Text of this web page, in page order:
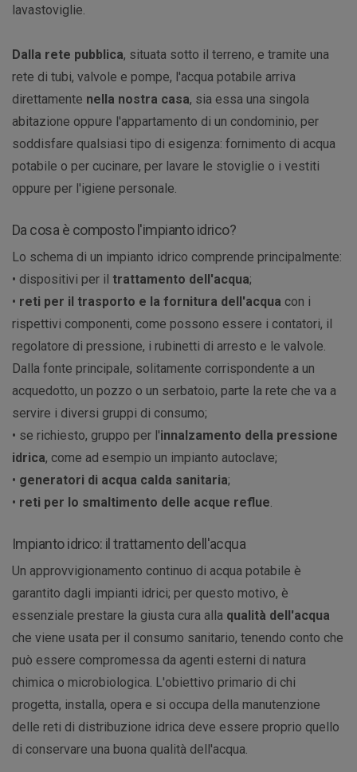
lavastoviglie.
Dalla rete pubblica, situata sotto il terreno, e tramite una
rete di tubi, valvole e pompe, l'acqua potabile arriva
direttamente nella nostra casa, sia essa una singola
abitazione oppure l'appartamento di un condominio, per
soddisfare qualsiasi tipo di esigenza: fornimento di acqua
potabile o per cucinare, per lavare le stoviglie o i vestiti
oppure per l'igiene personale.
Da cosa è composto l'impianto idrico?
Lo schema di un impianto idrico comprende principalmente:
• dispositivi per il trattamento dell'acqua;
• reti per il trasporto e la fornitura dell'acqua con i
rispettivi componenti, come possono essere i contatori, il
regolatore di pressione, i rubinetti di arresto e le valvole.
Dalla fonte principale, solitamente corrispondente a un
acquedotto, un pozzo o un serbatoio, parte la rete che va a
servire i diversi gruppi di consumo;
• se richiesto, gruppo per l'innalzamento della pressione
idrica, come ad esempio un impianto autoclave;
• generatori di acqua calda sanitaria;
• reti per lo smaltimento delle acque reflue.
Impianto idrico: il trattamento dell'acqua
Un approvvigionamento continuo di acqua potabile è
garantito dagli impianti idrici; per questo motivo, è
essenziale prestare la giusta cura alla qualità dell'acqua
che viene usata per il consumo sanitario, tenendo conto che
può essere compromessa da agenti esterni di natura
chimica o microbiologica. L'obiettivo primario di chi
progetta, installa, opera e si occupa della manutenzione
delle reti di distribuzione idrica deve essere proprio quello
di conservare una buona qualità dell'acqua.